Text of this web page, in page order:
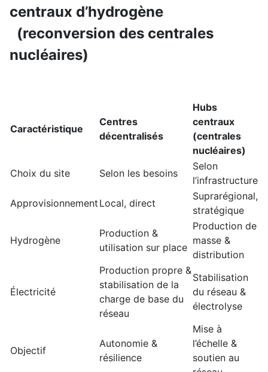
centraux d’hydrogène
(reconversion des centrales
nucléaires)
Caractéristique
Centres
décentralisés
Hubs
centraux
(centrales
nucléaires)
Choix du site
Selon les besoins
Selon
l’infrastructure
Approvisionnement Local, direct
Suprarégional,
stratégique
Hydrogène
Production &
utilisation sur place
Production de
masse &
distribution
Électricité
Production propre &
stabilisation de la
charge de base du
réseau
Stabilisation
du réseau &
électrolyse
Objectif
Autonomie &
résilience
Mise à
l’échelle &
soutien au